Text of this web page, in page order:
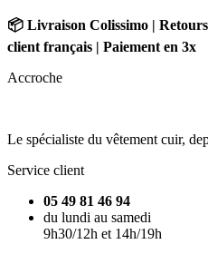
📦 Livraison Colissimo | Retours
client français | Paiement en 3x
Accroche
Le spécialiste du vêtement cuir,
Service client
05 49 81 46 94
du lundi au samedi
9h30/12h et 14h/19h